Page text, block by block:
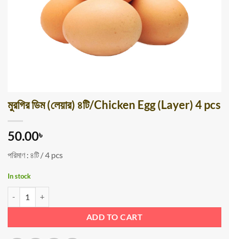
মুরগির ডিম (লেয়ার) ৪টি/Chicken Egg (Layer) 4 pcs
50.00৳
পরিমাণ : ৪টি / 4 pcs
In stock
ADD TO CART